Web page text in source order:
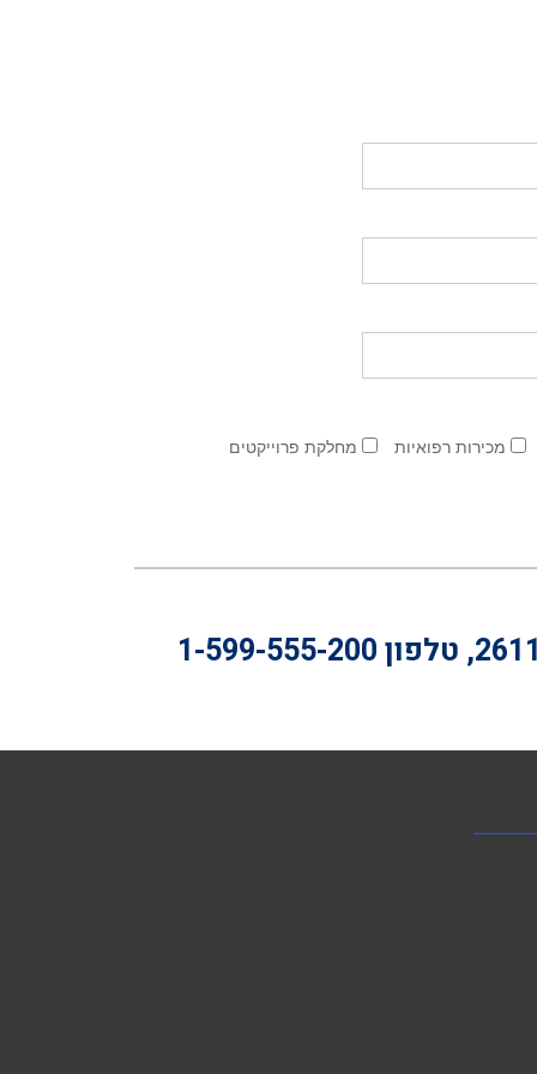
מכירות רפואיות מחלקת פרוייקטים
1-599-555-200